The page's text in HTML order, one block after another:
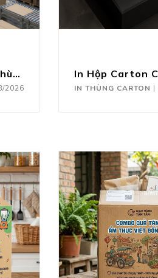
Dịch Vụ Sản Xuất Thùng Carton Theo Yêu Cầu
2026 IN THÙNG CARTON |